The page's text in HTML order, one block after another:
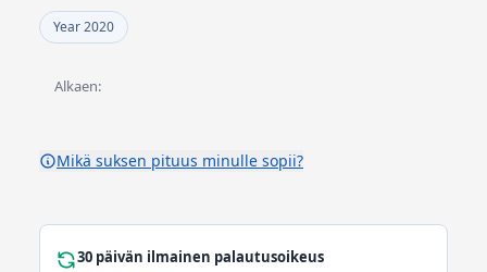
Year 2020
Alkaen:
Mikä suksen pituus minulle sopii?
30 päivän ilmainen palautusoikeus